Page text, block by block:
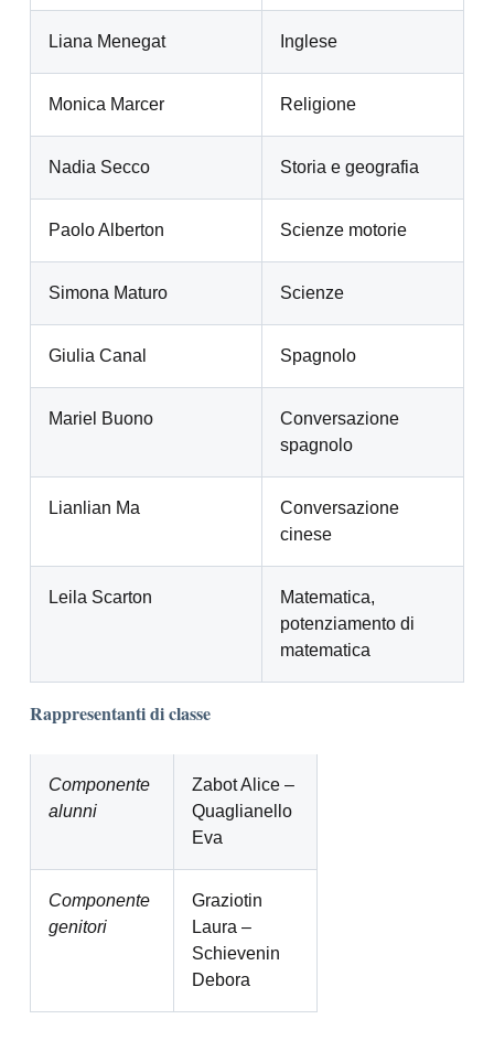
Liana Menegat Inglese
Monica Marcer Religione
Nadia Secco Storia e geografia
Paolo Alberton Scienze motorie
Simona Maturo Scienze
Giulia Canal Spagnolo
Mariel Buono
Conversazione
spagnolo
Lianlian Ma
Conversazione
cinese
Leila Scarton
Matematica,
potenziamento di
matematica
Rappresentanti di classe
Componente
alunni
Zabot Alice –
Quaglianello
Eva
Componente
genitori
Graziotin
Laura –
Schievenin
Debora